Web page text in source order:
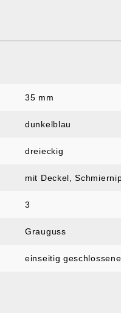
35 mm
dunkelblau
dreieckig
mit Deckel,
3
Grauguss
einseitig